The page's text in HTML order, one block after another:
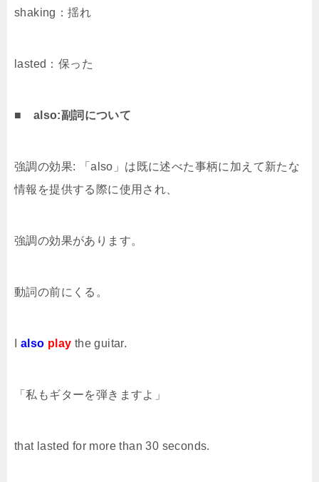
shaking ：揺れ
lasted ：保った
■ also:副詞について
強調の効果: 「also 」は既に述べた事柄に加えて新たな
情報を提供する際に使用され、
強調の効果があります。
動詞の前にくる。
also play the guitar.
「私もギターを弾きますよ」
that lasted for more than 30 seconds.